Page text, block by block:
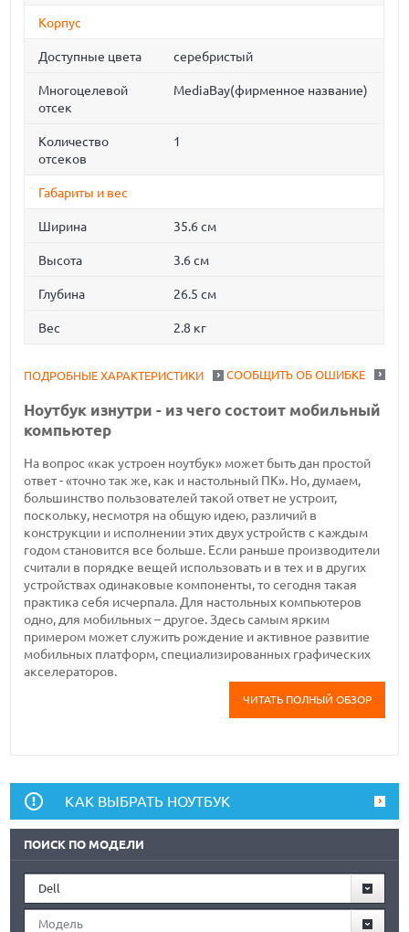
Корпус
Доступные цвета серебристый
Многоцелевой
отсек
MediaBay(фирменное название)
Количество
отсеков
1
Габариты и вес
Ширина 35.6 см
Высота 3.6 см
Глубина 26.5 см
Вес 2.8 кг
СООБЩИТЬ ОБ ОШИБКЕ
ПОДРОБНЫЕ ХАРАКТЕРИСТИКИ
Ноутбук изнутри - из чего состоит мобильный
компьютер
На вопрос «как устроен ноутбук» может быть дан простой
ответ - «точно так же, как и настольный ПК». Но, думаем,
большинство пользователей такой ответ не устроит,
поскольку, несмотря на общую идею, различий в
конструкции и исполнении этих двух устройств с каждым
годом становится все больше. Если раньше производители
считали в порядке вещей использовать и в тех и в других
устройствах одинаковые компоненты, то сегодня такая
практика себя исчерпала. Для настольных компьютеров
одно, для мобильных – другое. Здесь самым ярким
примером может служить рождение и активное развитие
мобильных платформ, специализированных графических
акселераторов.
ЧИТАТЬ ПОЛНЫЙ ОБЗОР
КАК ВЫБРАТЬ НОУТБУК
ПОИСК ПО МОДЕЛИ
Dell
Модель